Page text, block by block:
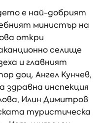
е най-добрият
министър на
откри
селище
и главният
доц. Ангел Кунчев,
здравна инспекция
Илин Димитров
туристическа